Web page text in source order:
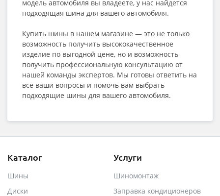
модель автомобиля вы владеете, у нас найдется
подходящая шина для вашего автомобиля.
Купить шины в нашем магазине — это не только
возможность получить высококачественное
изделие по выгодной цене, но и возможность
получить профессиональную консультацию от
нашей команды экспертов. Мы готовы ответить на
все ваши вопросы и помочь вам выбрать
подходящие шины для вашего автомобиля.
Каталог
Шины
Диски
Услуги
Шиномонтаж
Заправка кондиционеров